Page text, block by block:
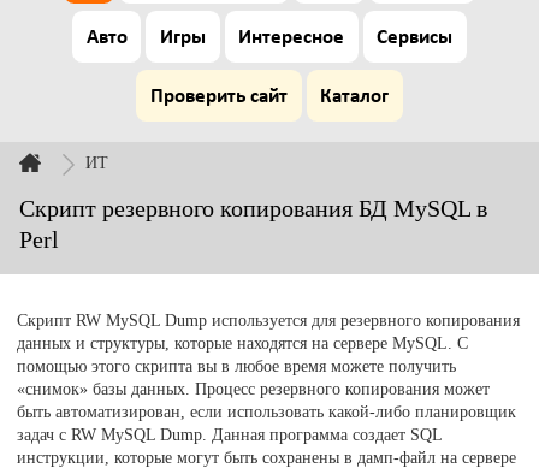
Авто Игры Интересное Сервисы
Проверить сайт Каталог
ИТ
Скрипт резервного копирования БД MySQL в
Perl
Скрипт RW MySQL Dump используется для резервного копирования
данных и структуры, которые находятся на сервере MySQL. С
помощью этого скрипта вы в любое время можете получить
«снимок» базы данных. Процесс резервного копирования может
быть автоматизирован, если использовать какой-либо планировщик
задач с RW MySQL Dump. Данная программа создает SQL
инструкции, которые могут быть сохранены в дамп-файл на сервере